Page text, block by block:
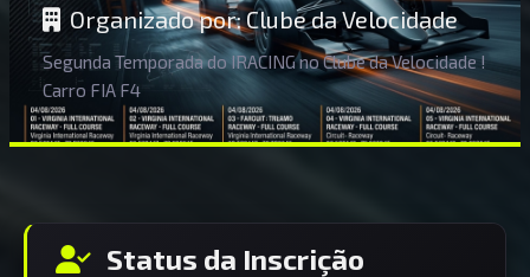
Organizado por:Clube da Velocidade
Segunda Temporada do IRACING no Clube da Velocidade !
Carro FIA F4
Status da Inscrição